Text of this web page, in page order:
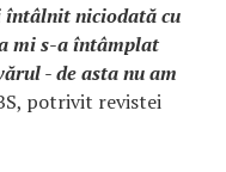
întâlnit niciodată cu
mi s-a întâmplat
- de asta nu am
potrivit revistei